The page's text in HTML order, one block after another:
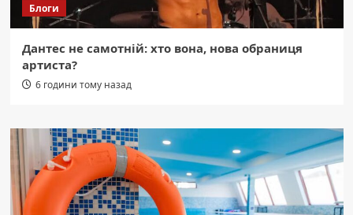
Блоги
Дантес не самотній: хто вона, нова обраниця
артиста?
6 години тому назад